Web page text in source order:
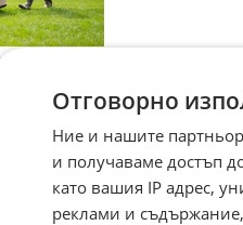
енергийната
Енергийната
дизелови
нарече нейната
03.08.2026
Отговорно
Ние и нашите
и получаваме достъп
като вашия IP адрес,
реклами и